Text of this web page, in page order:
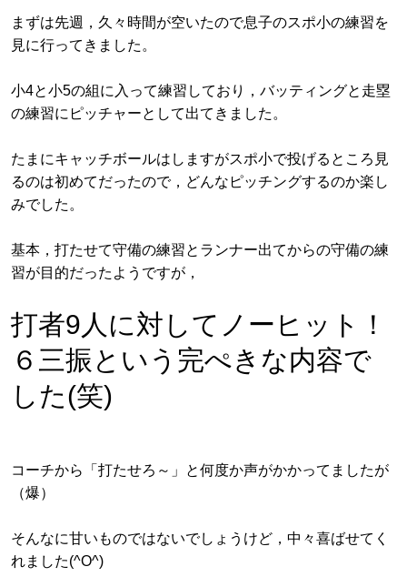
まずは先週，久々時間が空いたので息子のスポ小の練習を
見に行ってきました。
小4と小5の組に入って練習しており，バッティングと走塁
の練習にピッチャーとして出てきました。
たまにキャッチボールはしますがスポ小で投げるところ見
るのは初めてだったので，どんなピッチングするのか楽し
みでした。
基本，打たせて守備の練習とランナー出てからの守備の練
習が目的だったようですが，
打者9人に対してノーヒット！
６三振という完ぺきな内容で
した(笑)
コーチから「打たせろ～」と何度か声がかかってましたが
（爆）
そんなに甘いものではないでしょうけど，中々喜ばせてく
れました(^O^)